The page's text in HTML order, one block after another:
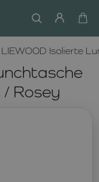
Rosey
LIEWOOD Isolierte